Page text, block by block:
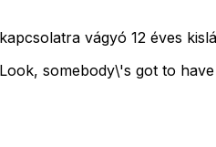
vágyó 12 éves
somebody\'s got to